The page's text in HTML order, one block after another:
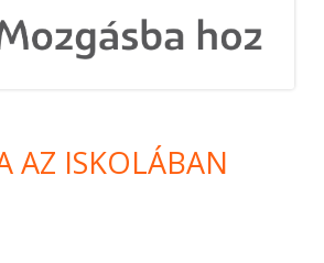
AZ ISKOLÁBAN